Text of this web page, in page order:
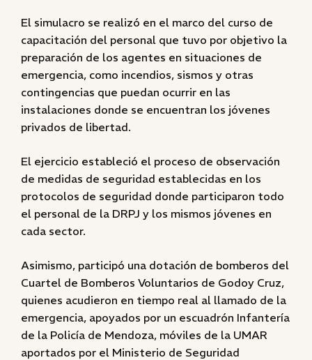
El simulacro se realizó en el marco del curso de
capacitación del personal que tuvo por objetivo la
preparación de los agentes en situaciones de
emergencia, como incendios, sismos y otras
contingencias que puedan ocurrir en las
instalaciones donde se encuentran los jóvenes
privados de libertad.
El ejercicio estableció el proceso de observación
de medidas de seguridad establecidas en los
protocolos de seguridad donde participaron todo
el personal de la DRPJ y los mismos jóvenes en
cada sector.
Asimismo, participó una dotación de bomberos del
Cuartel de Bomberos Voluntarios de Godoy Cruz,
quienes acudieron en tiempo real al llamado de la
emergencia, apoyados por un escuadrón Infantería
de la Policía de Mendoza, móviles de la UMAR
aportados por el Ministerio de Seguridad